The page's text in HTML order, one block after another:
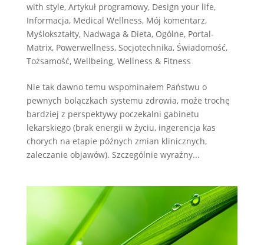
with style, Artykuł programowy, Design your life,
Informacja, Medical Wellness, Mój komentarz,
Myślokształty, Nadwaga & Dieta, Ogólne, Portal-
Matrix, Powerwellness, Socjotechnika, Świadomość,
Tożsamość, Wellbeing, Wellness & Fitness
Nie tak dawno temu wspominałem Państwu o
pewnych bolączkach systemu zdrowia, może trochę
bardziej z perspektywy poczekalni gabinetu
lekarskiego (brak energii w życiu, ingerencja kas
chorych na etapie późnych zmian klinicznych,
zaleczanie objawów). Szczególnie wyraźny...